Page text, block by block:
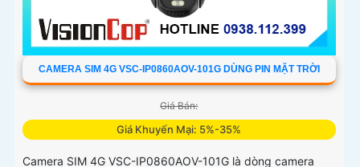
CAMERA SIM 4G VSC-IP0860AOV-101G DÙNG PIN MẶT TRỜI
Giá Bán:
Giá Khuyến Mại: 5%-35%
Camera SIM 4G VSC-IP0860AOV-101G là dòng camera